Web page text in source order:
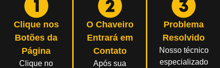
Clique nos
Botões da
Página
Clique no
O Chaveiro
Entrará em
Contato
Após sua
Problema
Resolvido
Nosso técnico
especializado